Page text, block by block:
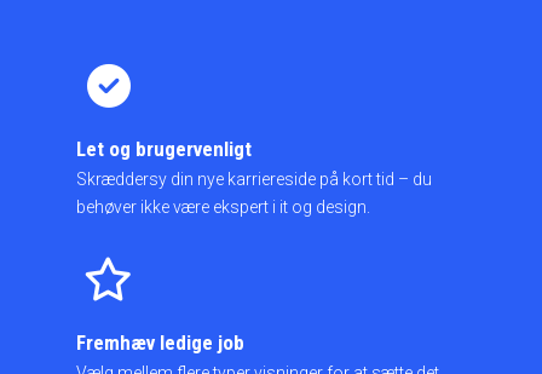
Let og brugervenligt
Skræddersy din nye karriereside på kort tid – du
behøver ikke være ekspert i it og design.
Fremhæv ledige job